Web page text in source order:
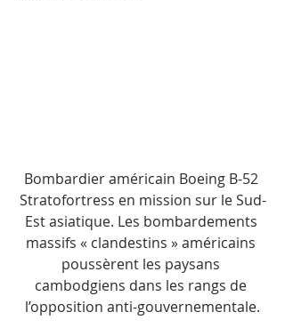
Bombardier américain Boeing B-52
Stratofortress en mission sur le Sud-
Est asiatique. Les bombardements
massifs « clandestins » américains
poussèrent les paysans
cambodgiens dans les rangs de
l’opposition anti-gouvernementale.